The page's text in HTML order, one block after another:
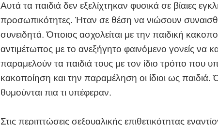
Αυτά τα παιδιά δεν εξελίχτηκαν φυσικά σε βίαιες
προσωπικότητες. Ήταν σε θέση να νιώσουν
συνειδητά. Όποιος ασχολείται με την παιδική
αντιμέτωπος με το ανεξήγητο φαινόμενο γονείς να
παραμελούν τα παιδιά τους με τον ίδιο τρόπο που
κακοποίηση και την παραμέληση οι ίδιοι ως παιδιά.
θυμούνται πια τι υπέφεραν.
Στις περιπτώσεις σεξουαλικής επιθετικότητας